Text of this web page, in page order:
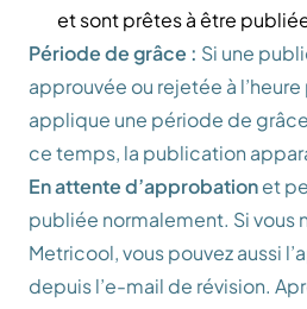
et sont prêtes à être
Période de grâce : Si une
approuvée ou rejetée à
applique une période de
ce temps, la publication
En attente d’approbationet
publiée normalement. Si vous
Metricool, vous pouvez aussi
depuis l’e-mail de révision.